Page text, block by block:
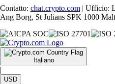
Contatto: chat.crypto.com | Ufficio:
Ang Borg, St Julians SPK 1000
Italiano
|
USD